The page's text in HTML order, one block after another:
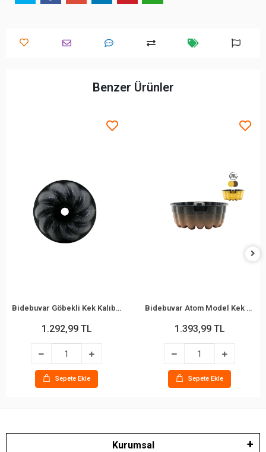
Benzer Ürünler
Bidebuvar Göbekli Kek Kalıbı - Fırıldak Model - Döküm Kalıp
1.292,99 TL
Sepete Ekle
Bidebuvar Atom Model Kek Kalıbı - Döküm Kalıp - Göbekli
1.393,99 TL
Sepete Ekle
Kurumsal